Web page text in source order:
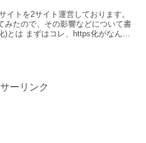
イトを2サイト運営しております。
みたので、その影響などについて書
)とは まずはコレ、https化がなんな
ーリンク